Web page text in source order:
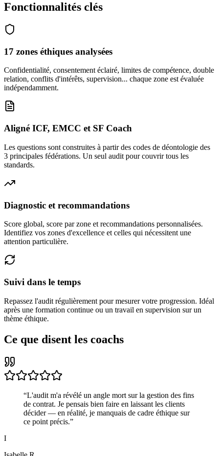
Fonctionnalités clés
17 zones éthiques analysées
Confidentialité, consentement éclairé, limites de compétence, double
relation, conflits d'intérêts, supervision... chaque zone est évaluée
indépendamment.
Aligné ICF, EMCC et SF Coach
Les questions sont construites à partir des codes de déontologie des
3 principales fédérations. Un seul audit pour couvrir tous les
standards.
Diagnostic et recommandations
Score global, score par zone et recommandations personnalisées.
Identifiez vos zones d'excellence et celles qui nécessitent une
attention particulière.
Suivi dans le temps
Repassez l'audit régulièrement pour mesurer votre progression. Idéal
après une formation continue ou un travail en supervision sur un
thème éthique.
Ce que disent les coachs
“L'audit m'a révélé un angle mort sur la gestion des fins
de contrat. Je pensais bien faire en laissant les clients
décider — en réalité, je manquais de cadre éthique sur
ce point précis.”
I